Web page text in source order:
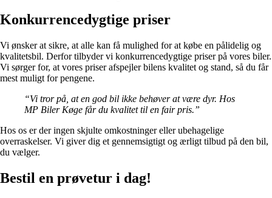
Konkurrencedygtige priser
Vi ønsker at sikre, at alle kan få mulighed for at købe en pålidelig og
kvalitetsbil. Derfor tilbyder vi konkurrencedygtige priser på vores biler.
Vi sørger for, at vores priser afspejler bilens kvalitet og stand, så du får
mest muligt for pengene.
“Vi tror på, at en god bil ikke behøver at være dyr. Hos
MP Biler Køge får du kvalitet til en fair pris.”
Hos os er der ingen skjulte omkostninger eller ubehagelige
overraskelser. Vi giver dig et gennemsigtigt og ærligt tilbud på den bil,
du vælger.
Bestil en prøvetur i dag!